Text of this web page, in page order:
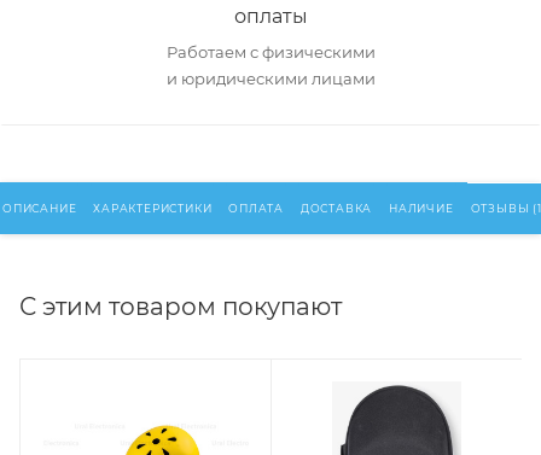
оплаты
Работаем с физическими
и юридическими лицами
ОПИСАНИЕ ХАРАКТЕРИСТИКИ ОПЛАТА ДОСТАВКА НАЛИЧИЕ ОТЗЫВЫ
С этим товаром покупают